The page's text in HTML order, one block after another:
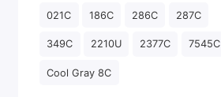
021C 186C 286C 287C
349C 2210U 2377C 7545C
Cool Gray 8C